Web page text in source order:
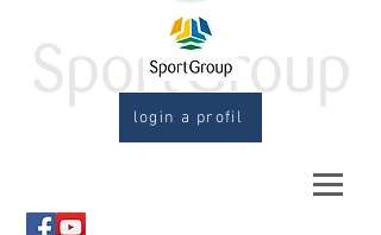
login a profil